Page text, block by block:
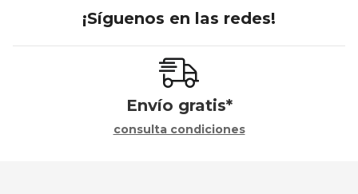
¡Síguenos en las redes!
Envío gratis*
consulta condiciones